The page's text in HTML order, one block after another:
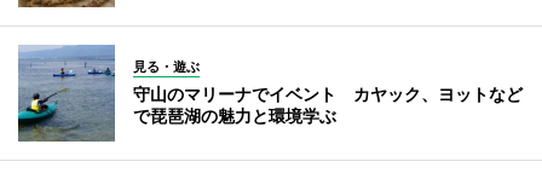
見る・遊ぶ
守山のマリーナでイベント カヤック、ヨットなど
で琵琶湖の魅力と環境学ぶ